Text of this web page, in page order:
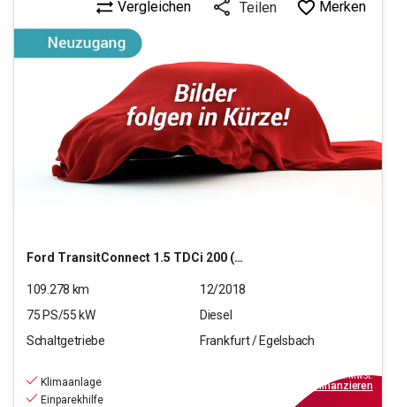
Ford TransitConnect 1.5 TDCi 200 (L1)
Vergleichen Teilen Merken
109.278 km
12/2018
75 PS/55 kW
Diesel
Schaltgetriebe
Frankfurt / Egelsbach
Klimaanlage
Einparekhilfe
inkl.MwSt.
finanzieren